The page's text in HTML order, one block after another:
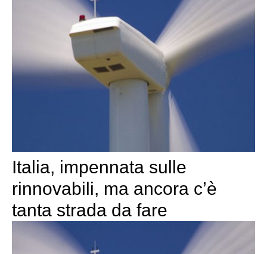
Italia, impennata sulle
rinnovabili, ma ancora c’è
tanta strada da fare